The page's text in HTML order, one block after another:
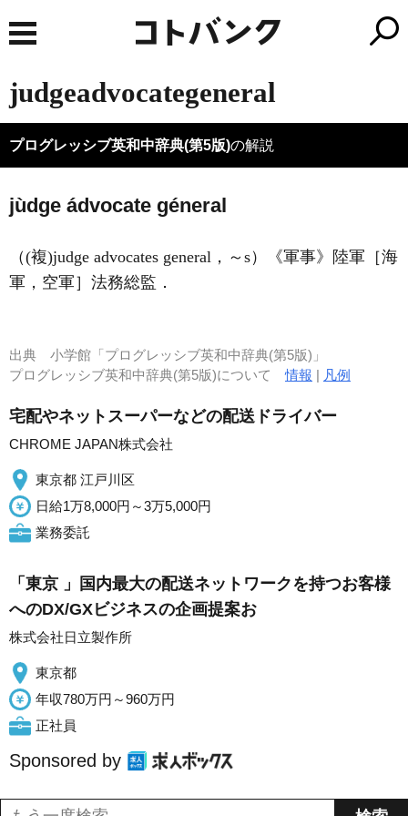
judgeadvocategeneral
プログレッシブ英和中辞典(第5版)の解説
jùdge ádvocate géneral
（(複)judge advocates general，～s） 《軍事》 陸軍［海
軍，空軍］法務総監 ．
出典 小学館「プログレッシブ英和中辞典(第5版)」
プログレッシブ英和中辞典(第5版)について情報 | 凡例
宅配やネットスーパーなどの配送ドライバー
CHROME JAPAN株式会社
東京都 江戸川区
日給1万8,000円～3万5,000円
業務委託
「東京 」国内最大の配送ネットワークを持つお客様
へのDX/GXビジネスの企画提案お
株式会社日立製作所
東京都
年収780万円～960万円
正社員
Sponsored by